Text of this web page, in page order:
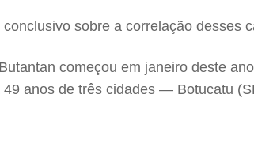
sobre a correlação desses
começou em janeiro deste
anos de três cidades — Botucatu